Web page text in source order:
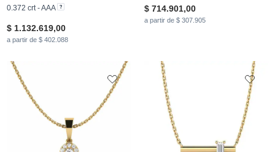
0.372 crt - AAA
$ 1.132.619,00
a partir de $ 402.088
$ 714.901,00
a partir de $ 307.905